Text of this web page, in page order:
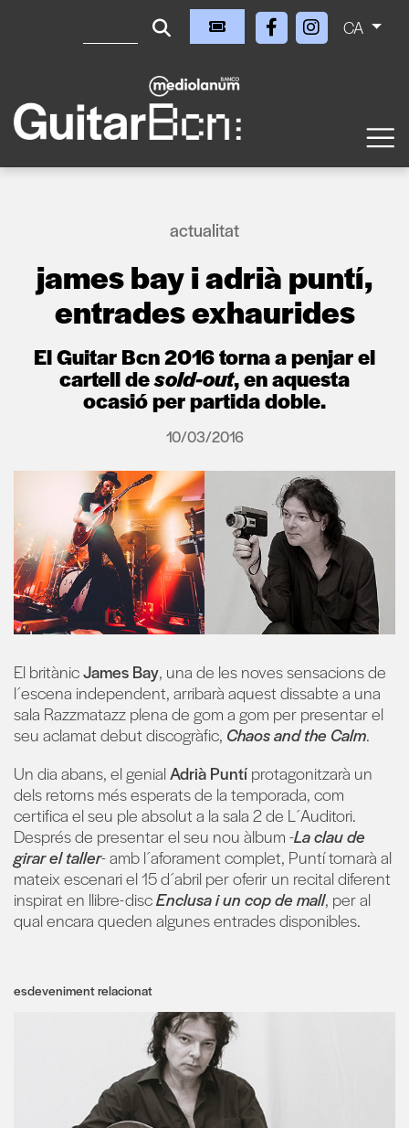
CA
actualitat
james bay i adrià puntí,
entrades exhaurides
El Guitar Bcn 2016 torna a penjar el
cartell desold-out, en aquesta
ocasió per partida doble.
10/03/2016
El britànicJames Bay, una de les noves sensacions de
l´escena independent, arribarà aquest dissabte a una
sala Razzmatazz plena de gom a gom per presentar el
seu aclamat debut discogràfic, Chaos and the Calm.
Un dia abans, el genialAdrià Puntí protagonitzarà un
dels retorns més esperats de la temporada, com
certifica el seu ple absolut a la sala 2 de L´Auditori.
Després de presentar el seu nou àlbum -La clau de
girar el taller- amb l´aforament complet, Puntí tornarà al
mateix escenari el 15 d´abril per oferir un recital diferent
inspirat en llibre-discEnclusa i un cop de mall, per al
qual encara queden algunes entrades disponibles.
esdeveniment relacionat